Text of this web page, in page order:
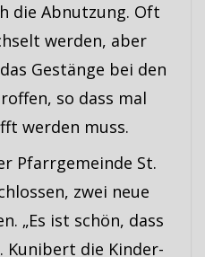
die Abnutzung. Oft
werden, aber
Gestänge bei den
so dass mal
werden muss.
Pfarrgemeinde St.
zwei neue
„Es ist schön, dass
Kunibert die Kinder-